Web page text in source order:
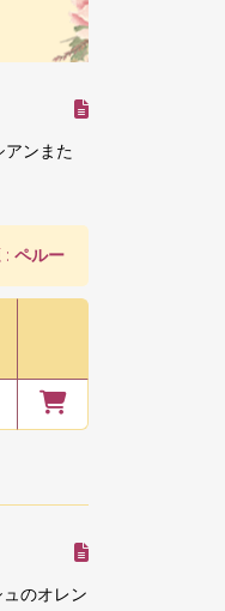
アンまた
: ペルー
のオレン